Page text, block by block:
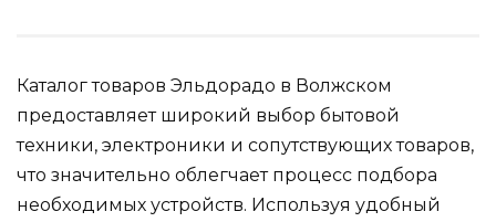
Каталог товаров Эльдорадо в Волжском
предоставляет широкий выбор бытовой
техники, электроники и сопутствующих товаров,
что значительно облегчает процесс подбора
необходимых устройств. Используя удобный